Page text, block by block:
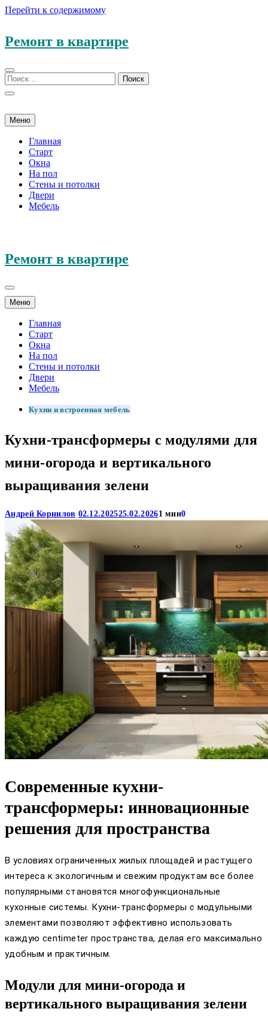
Перейти к содержимому
Ремонт в квартире
Меню
Главная
Старт
Окна
На пол
Стены и потолки
Двери
Мебель
Ремонт в квартире
Меню
Главная
Старт
Окна
На пол
Стены и потолки
Двери
Мебель
Кухни и встроенная мебель
Кухни-трансформеры с модулями для
мини-огорода и вертикального
выращивания зелени
Андрей Корнилов 02.12.202525.02.20261 мин0
Современные кухни-
трансформеры: инновационные
решения для пространства
В условиях ограниченных жилых площадей и растущего
интереса к экологичным и свежим продуктам все более
популярными становятся многофункциональные
кухонные системы. Кухни-трансформеры с модульными
элементами позволяют эффективно использовать
каждую centimeter пространства, делая его максимально
удобным и практичным.
Модули для мини-огорода и
вертикального выращивания зелени